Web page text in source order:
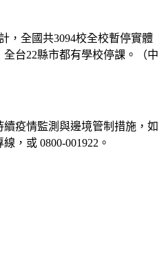
，全國共3094校全校暫停實體
台22縣市都有學校停課。（中
疫情監測與邊境管制措施， 如
，或 0800-001922。